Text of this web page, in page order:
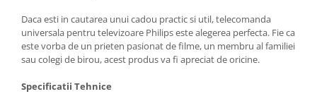
Daca esti in cautarea unui cadou practic si util, telecomanda
universala pentru televizoare Philips este alegerea perfecta. Fie ca
este vorba de un prieten pasionat de filme, un membru al familiei
sau colegi de birou, acest produs va fi apreciat de oricine.
Specificatii Tehnice